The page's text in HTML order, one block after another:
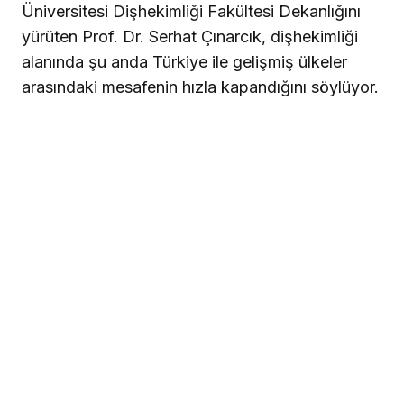
Üniversitesi Dişhekimliği Fakültesi Dekanlığını
yürüten Prof. Dr. Serhat Çınarcık, dişhekimliği
alanında şu anda Türkiye ile gelişmiş ülkeler
arasındaki mesafenin hızla kapandığını söylüyor.